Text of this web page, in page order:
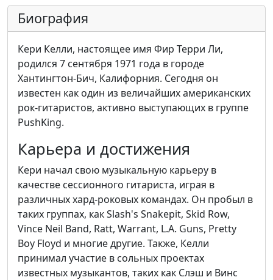
Биография
Кери Келли, настоящее имя Фир Терри Ли,
родился 7 сентября 1971 года в городе
Хантингтон-Бич, Калифорния. Сегодня он
известен как один из величайших американских
рок-гитаристов, активно выступающих в группе
PushKing.
Карьера и достижения
Кери начал свою музыкальную карьеру в
качестве сессионного гитариста, играя в
различных хард-роковых командах. Он пробыл в
таких группах, как Slash's Snakepit, Skid Row,
Vince Neil Band, Ratt, Warrant, L.A. Guns, Pretty
Boy Floyd и многие другие. Также, Келли
принимал участие в сольных проектах
известных музыкантов, таких как Слэш и Винс